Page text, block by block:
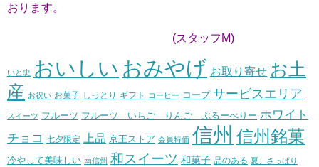
おります。
(スタッフM)
いと忠 おいしい おみやげ お取り寄せ お土
産 お祝い お菓子 しっとり ギフト コーヒー コープ サービスエリア
スイーツ フルーツ フルーツ いちご りんご ぶるーべりー ホワイト
チョコ 七夕限定 上品 京王ストア 会員特価 信州 信州銘菓
冷やして美味しい 南信州 和スイーツ 和菓子 品のある 夏、さっぱり